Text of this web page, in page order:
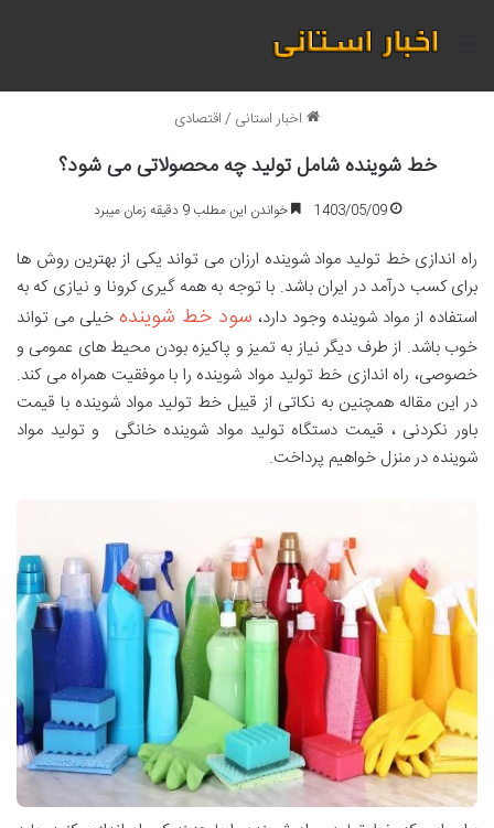
منو
اخبار استانی /اقتصادی
خط شوینده شامل تولید چه محصولاتی می شود؟
1403/05/09 خواندن این مطلب 9 دقیقه زمان میبرد
راه اندازی خط تولید مواد شوینده ارزان می تواند یکی از بهترین روش ها
برای کسب درآمد در ایران باشد. با توجه به همه گیری کرونا و نیازی که به
استفاده از مواد شوینده وجود دارد، سود خط شوینده خیلی می تواند
خوب باشد. از طرف دیگر نیاز به تمیز و پاکیزه بودن محیط های عمومی و
خصوصی، راه اندازی خط تولید مواد شوینده را با موفقیت همراه می کند.
در این مقاله همچنین به نکاتی از قیبل خط تولید مواد شوینده با قیمت
باور نکردنی ، قیمت دستگاه تولید مواد شوینده خانگی و تولید مواد
شوینده در منزل خواهیم پرداخت.